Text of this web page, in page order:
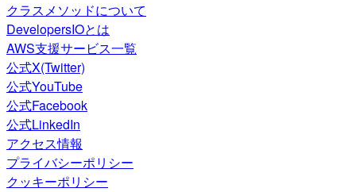
クラスメソッドについて
DevelopersIOとは
AWS支援サービス一覧
公式X(Twitter)
公式YouTube
公式Facebook
公式LinkedIn
アクセス情報
プライバシーポリシー
クッキーポリシー